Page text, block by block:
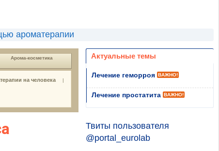
ароматерапии
Арома-косметика
на человека |
Актуальные темы
Лечение геморроя ВАЖНО!
Лечение простатита ВАЖНО!
Твиты пользователя
@portal_eurolab